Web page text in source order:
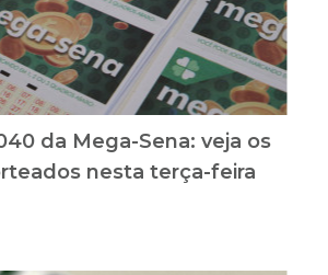
da Mega-Sena: veja os
nesta terça-feira